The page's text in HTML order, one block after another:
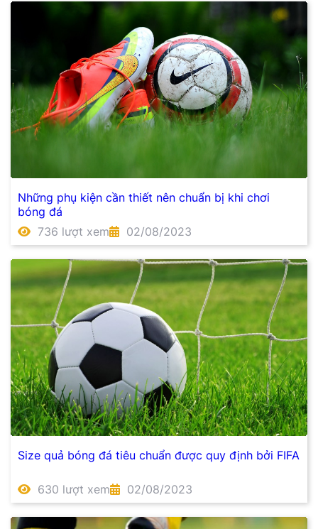
Những phụ kiện cần thiết nên chuẩn bị khi chơi
bóng đá
736 lượt xem
02/08/2023
Size quả bóng đá tiêu chuẩn được quy định bởi FIFA
630 lượt xem 02/08/2023